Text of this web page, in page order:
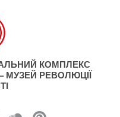
КОМПЛЕКС
МУЗЕЙ РЕВОЛЮЦІЇ